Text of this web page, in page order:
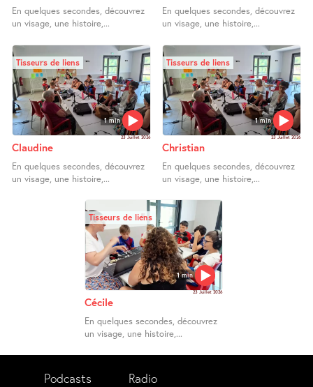
En quelques secondes, découvrez
un visage, une histoire,...
En quelques secondes, découvrez
un visage, une histoire,...
1 min
Tisseurs de liens
23 Juillet 2026
Claudine
En quelques secondes, découvrez
un visage, une histoire,...
1 min
Tisseurs de liens
23 Juillet 2026
Christian
En quelques secondes, découvrez
un visage, une histoire,...
1 min
Tisseurs de liens
23 Juillet 2026
Cécile
En quelques secondes, découvrez
un visage, une histoire,...
Podcasts Radio